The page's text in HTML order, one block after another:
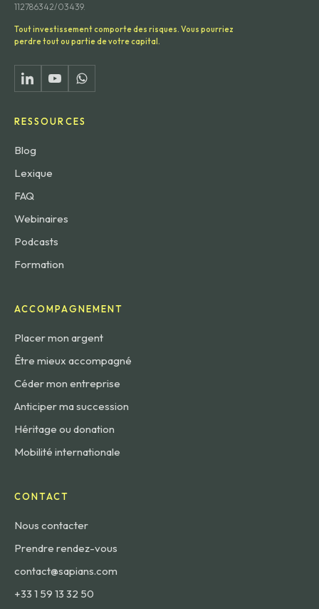
112786342/03439.
Tout investissement comporte des risques. Vous pourriez
perdre tout ou partie de votre capital.
RESSOURCES
Blog
Lexique
FAQ
Webinaires
Podcasts
Formation
ACCOMPAGNEMENT
Placer mon argent
Être mieux accompagné
Céder mon entreprise
Anticiper ma succession
Héritage ou donation
Mobilité internationale
CONTACT
Nous contacter
Prendre rendez-vous
contact@sapians.com
+33 1 59 13 32 50